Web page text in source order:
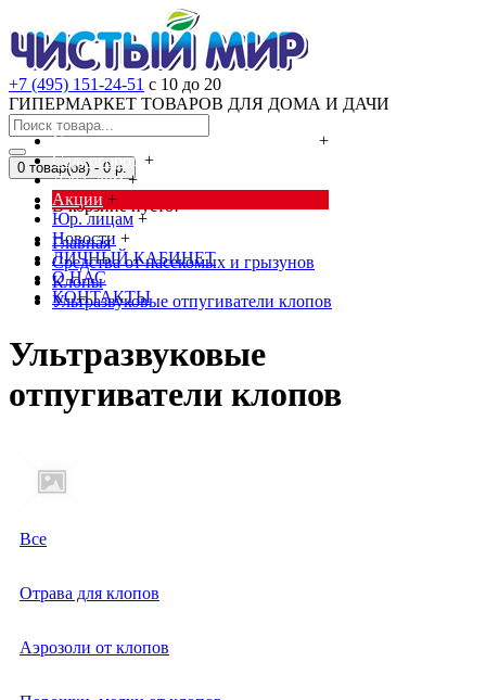
+7 (495) 151-24-51 с 10 до 20
ГИПЕРМАРКЕТ ТОВАРОВ ДЛЯ ДОМА И ДАЧИ
Cредства от насекомых и грызунов
+
Сад, огород +
Дача, дом +
Акции +
Юр. лицам +
Новости +
ЛИЧНЫЙ КАБИНЕТ
О НАС
КОНТАКТЫ
0 товар(ов) - 0 р.
В корзине пусто!
Главная
Cредства от насекомых и грызунов
Клопы
Ультразвуковые отпугиватели клопов
Ультразвуковые
отпугиватели клопов
Все
Отрава для клопов
Аэрозоли от клопов